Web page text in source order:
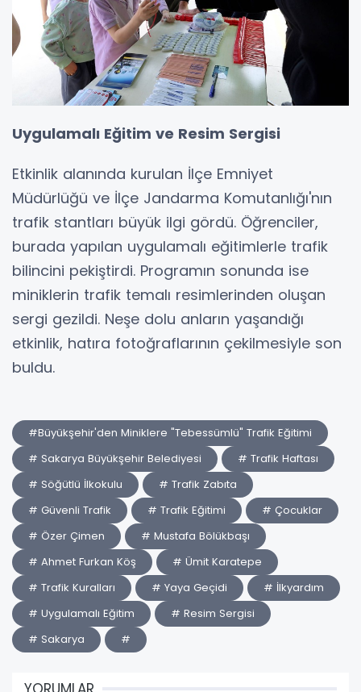
Uygulamalı Eğitim ve Resim Sergisi
Etkinlik alanında kurulan İlçe Emniyet
Müdürlüğü ve İlçe Jandarma Komutanlığı'nın
trafik stantları büyük ilgi gördü. Öğrenciler,
burada yapılan uygulamalı eğitimlerle trafik
bilincini pekiştirdi. Programın sonunda ise
miniklerin trafik temalı resimlerinden oluşan
sergi gezildi. Neşe dolu anların yaşandığı
etkinlik, hatıra fotoğraflarının çekilmesiyle son
buldu.
#Büyükşehir'den Miniklere "Tebessümlü" Trafik Eğitimi
# Sakarya Büyükşehir Belediyesi
# Trafik Haftası
# Söğütlü İlkokulu
# Trafik Zabıta
# Güvenli Trafik
# Trafik Eğitimi
# Çocuklar
# Özer Çimen
# Mustafa Bölükbaşı
# Ahmet Furkan Köş
# Ümit Karatepe
# Trafik Kuralları
# Yaya Geçidi
# İlkyardım
# Uygulamalı Eğitim
# Resim Sergisi
# Sakarya
#